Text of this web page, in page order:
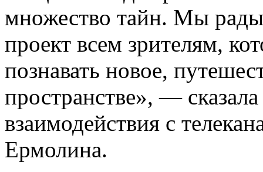
множество тайн. Мы
проект всем зрителям,
познавать новое,
пространстве», —
взаимодействия с
Ермолина.